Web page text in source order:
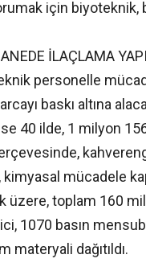
için
İLAÇLAMA
personelle
baskı altına
40 ilde, 1 milyon
mücadele
üzere, toplam 160
1070 basın
materyali dağıtıldı.